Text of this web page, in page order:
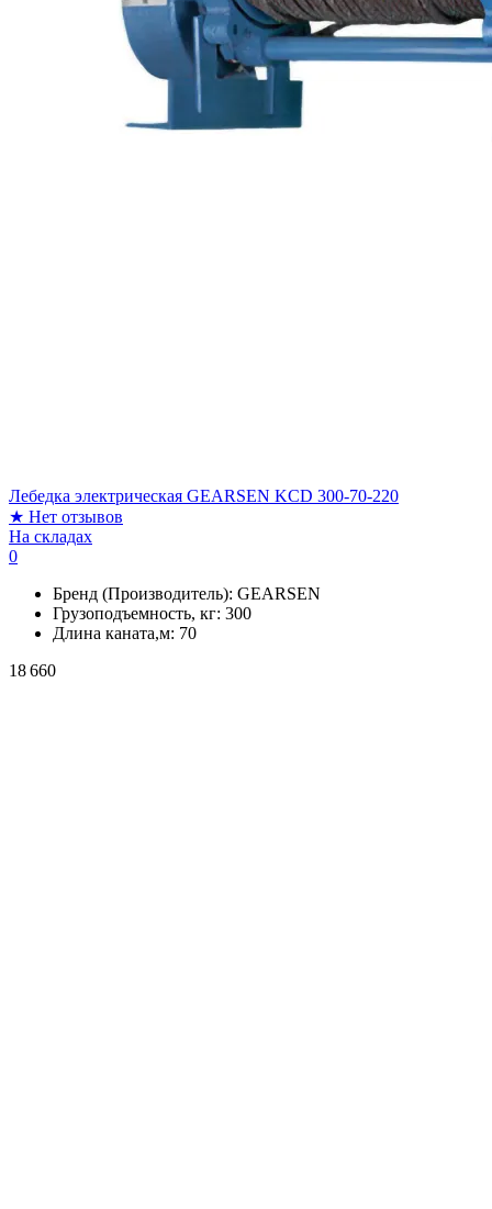
Лебедка электрическая GEARSEN KCD 300-70-220
★ Нет отзывов
На складах
0
Бренд (Производитель): GEARSEN
Грузоподъемность, кг: 300
Длина каната,м: 70
18 660